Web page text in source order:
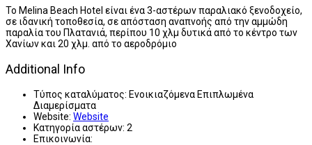
To Melina Beach Hotel είναι ένα 3-αστέρων παραλιακό ξενοδοχείο,
σε ιδανική τοποθεσία, σε απόσταση αναπνοής από την αμμώδη
παραλία του Πλατανιά, περίπου 10 χλμ δυτικά από το κέντρο των
Χανίων και 20 χλμ. από το αεροδρόμιο
Additional Info
Τύπος καταλύματος: Ενοικιαζόμενα Επιπλωμένα
Διαμερίσματα
Website: Website
Κατηγορία αστέρων: 2
Επικοινωνία: